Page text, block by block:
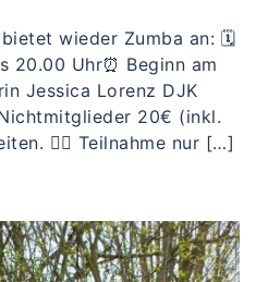
wieder Zumba an: 🗓
20.00 Uhr⏰ Beginn am
Jessica Lorenz DJK
20€ (inkl.
👉🏻 Teilnahme nur […]